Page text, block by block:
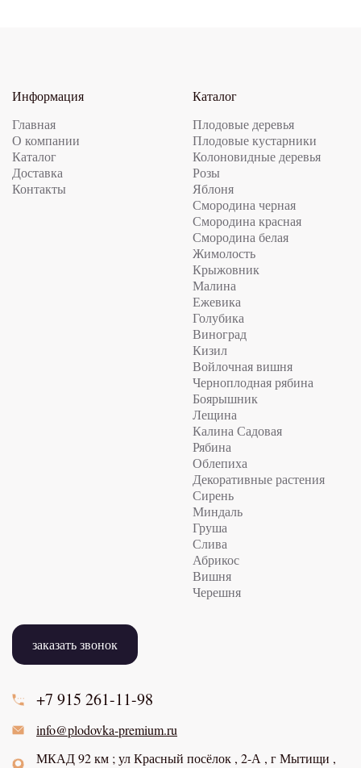
Информация
Главная
О компании
Каталог
Доставка
Контакты
Каталог
Плодовые деревья
Плодовые кустарники
Колоновидные деревья
Розы
Яблоня
Смородина черная
Смородина красная
Смородина белая
Жимолость
Крыжовник
Малина
Ежевика
Голубика
Виноград
Кизил
Войлочная вишня
Черноплодная рябина
Боярышник
Лещина
Калина Садовая
Рябина
Облепиха
Декоративные растения
Сирень
Миндаль
Груша
Слива
Абрикос
Вишня
Черешня
заказать звонок
+7 915 261-11-98
info@plodovka-premium.ru
МКАД 92 км ; ул Красный посёлок , 2-А , г Мытищи ,